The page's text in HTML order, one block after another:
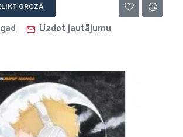
GROZĀ
Uzdot jautājumu